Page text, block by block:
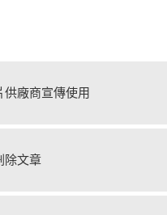
供廠商宣傳使用
除文章